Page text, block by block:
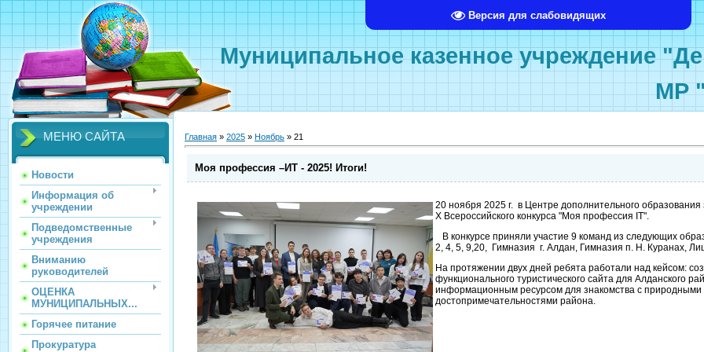
Версия для слабовидящих
Муниципальное казенное учреждение
МР
МЕНЮ САЙТА
Новости
Информация об
учреждении
Подведомственные
учреждения
Вниманию
руководителей
ОЦЕНКА
МУНИЦИПАЛЬНЫХ...
Горячее питание
Прокуратура
Главная » 2025 » Ноябрь » 21
Моя профессия –ИТ - 2025! Итоги!
20 ноября 2025 г. в Центре дополнительного
X Всероссийского конкурса "Моя профессия IT".
В конкурсе приняли участие 9 команд из следующих
2, 4, 5, 9,20, Гимназия г. Алдан, Гимназия п. Н. Куранах,
На протяжении двух дней ребята работали над кейсом:
функционального туристического сайта для Алданского
информационным ресурсом для знакомства с природными
достопримечательностями района.